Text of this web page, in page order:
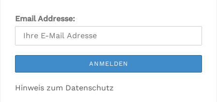
Email Addresse:
Hinweis zum Datenschutz